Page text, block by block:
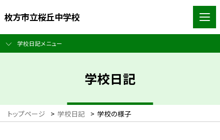
枚方市立桜丘中学校
学校日記メニュー
学校日記
トップページ > 学校日記 > 学校の様子